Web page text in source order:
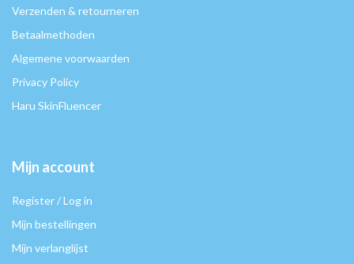
Verzenden & retourneren
Betaalmethoden
Algemene voorwaarden
Privacy Policy
Haru SkinFluencer
Mijn account
Register / Log in
Mijn bestellingen
Mijn verlanglijst